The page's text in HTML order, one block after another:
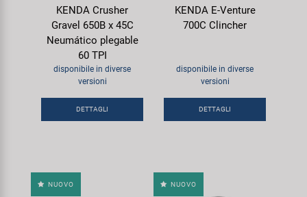
KENDA Crusher
Gravel 650B x 45C
Neumático plegable
60 TPI
disponibile in diverse
versioni
DETTAGLI
KENDA E-Venture
700C Clincher
disponibile in diverse
versioni
DETTAGLI
NUOVO NUOVO